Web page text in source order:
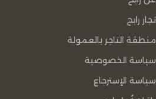
تجار رابح
منطقة التاجر بالعمولة
سياسة الخصوصية
سياسة الإسترجاع